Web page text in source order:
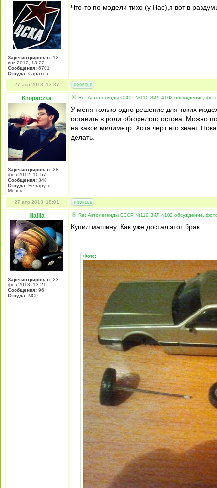
Зарегистрирован: 12
янв 2012, 13:22
Сообщения: 6701
Откуда: Cаратов
Что-то по модели тихо (у Нас),я вот в
27 апр 2013, 13:37
Kropaczka
Зарегистрирован: 28
фев 2012, 10:57
Сообщения: 348
Откуда: Беларусь,
Менск
Re: Автолегенды СССР №110 ЗИЛ 4102 обсуждение,
У меня только одно решение для таких
оставить в роли обгорелого остова. Можно
на какой милиметр. Хотя чёрт его знает.
делать.
27 апр 2013, 18:01
iliailia
Зарегистрирован: 23
фев 2013, 13:21
Сообщения: 96
Откуда: МСР
Re: Автолегенды СССР №110 ЗИЛ 4102 обсуждение,
Купил машину. Как уже достал этот брак.
Фото: